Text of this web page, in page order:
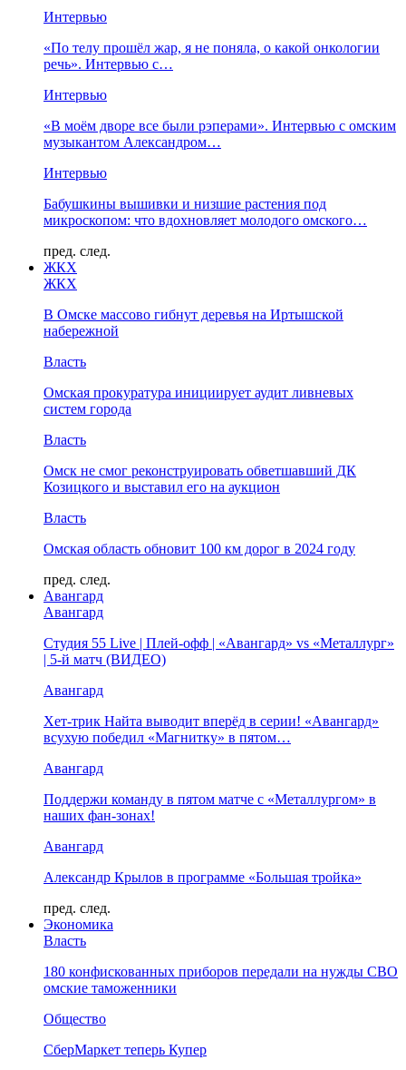
Интервью
«По телу прошёл жар, я не поняла, о какой онкологии
речь». Интервью с…
Интервью
«В моём дворе все были рэперами». Интервью с омским
музыкантом Александром…
Интервью
Бабушкины вышивки и низшие растения под
микроскопом: что вдохновляет молодого омского…
пред. след.
ЖКХ
ЖКХ
В Омске массово гибнут деревья на Иртышской
набережной
Власть
Омская прокуратура инициирует аудит ливневых
систем города
Власть
Омск не смог реконструировать обветшавший ДК
Козицкого и выставил его на аукцион
Власть
Омская область обновит 100 км дорог в 2024 году
пред. след.
Авангард
Авангард
Студия 55 Live | Плей-офф | «Авангард» vs «Металлург»
| 5-й матч (ВИДЕО)
Авангард
Хет-трик Найта выводит вперёд в серии! «Авангард»
всухую победил «Магнитку» в пятом…
Авангард
Поддержи команду в пятом матче с «Металлургом» в
наших фан-зонах!
Авангард
Александр Крылов в программе «Большая тройка»
пред. след.
Экономика
Власть
180 конфискованных приборов передали на нужды СВО
омские таможенники
Общество
СберМаркет теперь Купер